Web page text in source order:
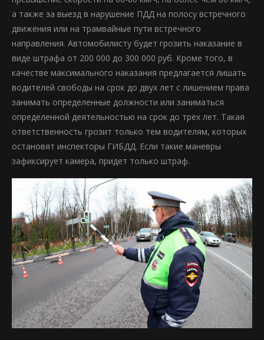
а также за выезд в нарушение ПДД на полосу встречного
движения или на трамвайные пути встречного
направления. Автомобилисту будет грозить наказание в
виде штрафа от 200 000 до 300 000 руб. Кроме того, в
качестве максимального наказания предлагается лишать
водителей свободы на срок до двух лет с лишением права
занимать определенные должности или заниматься
определенной деятельностью на срок до трех лет. Такая
ответственность грозит только тем водителям, которых
остановят инспекторы ГИБДД. Если такие маневры
зафиксирует камера, придет только штраф.